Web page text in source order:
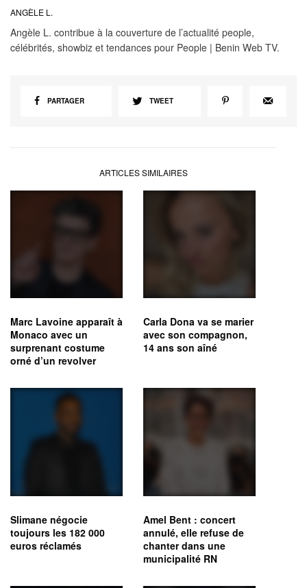
ANGÈLE L.
Angèle L. contribue à la couverture de l’actualité people,
célébrités, showbiz et tendances pour People | Benin Web TV.
PARTAGER TWEET
ARTICLES SIMILAIRES
Marc Lavoine apparaît à
Monaco avec un
surprenant costume
orné d’un revolver
Carla Dona va se marier
avec son compagnon,
14 ans son aîné
Slimane négocie
toujours les 182 000
euros réclamés
Amel Bent : concert
annulé, elle refuse de
chanter dans une
municipalité RN